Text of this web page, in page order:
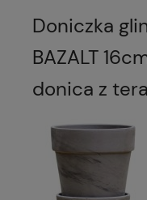
Doniczka
BAZALT
donica z